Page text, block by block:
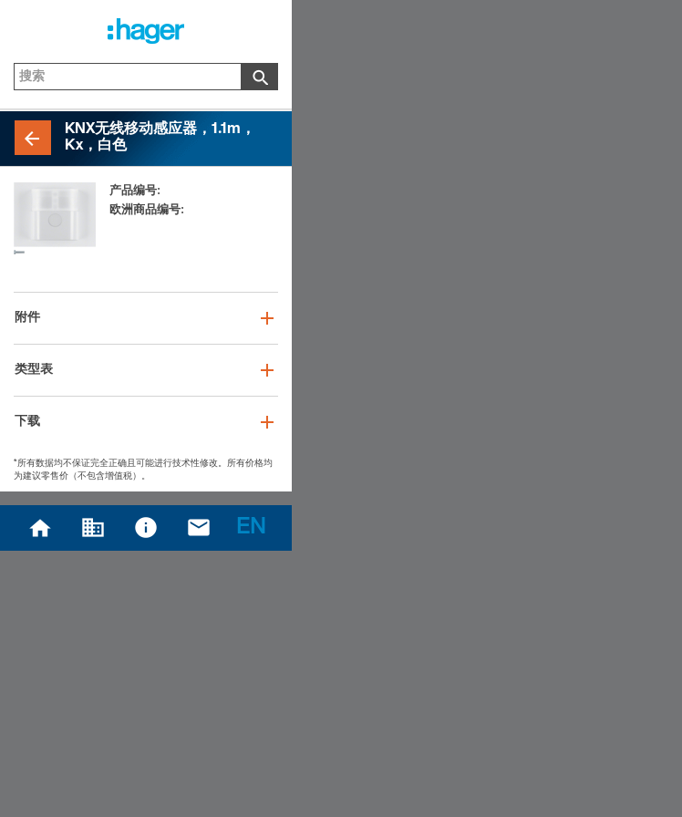
KNX无线移动感应器，1.1m，
Kx，白色
产品编号:
85345179
欧洲商品编号:
4011334374497
附件
类型表
下载
*所有数据均不保证完全正确且可能进行技术性修改。所有价格均
为建议零售价（不包含增值税）。
EN